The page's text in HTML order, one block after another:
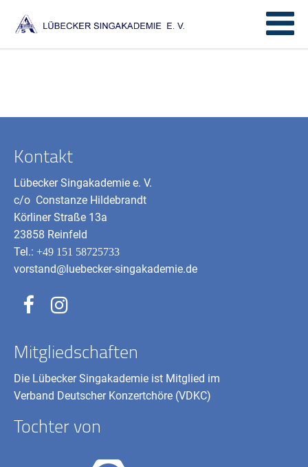
Kontakt
Lübecker Singakademie e. V.
c/o Constanze Hildebrandt
Körliner Straße 13a
23858 Reinfeld
Tel.:+49 151 58725733
vorstand@luebecker-singakademie.de
Mitgliedschaften
Die Lübecker Singakademie ist Mitglied im
Verband Deutscher Konzertchöre (VDKC)
Tochter von